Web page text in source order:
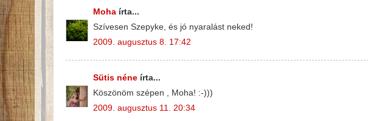
Moha írta...
Szívesen Szepyke, és jó nyaralást neked!
2009. augusztus 8. 17:42
Sütis néne írta...
Köszönöm szépen , Moha! :-)))
2009. augusztus 11. 20:34